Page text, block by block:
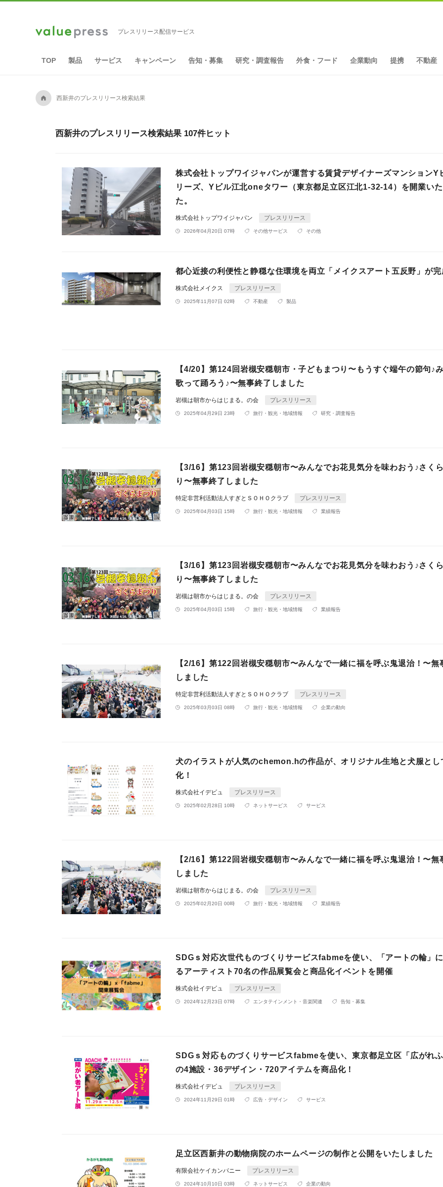
プレスリリース配信サービス
TOP 製品 サービス キャンペーン 告知・募集 研究・調査報告 外食・フード 企業動向 提携 不動産
A 西新井のプレスリリース検索結果
西新井のプレスリリース検索結果 107件ヒット
株式会社トップワイジャパンが運営する賃貸デザイナーズマンションY
リーズ、Yビル江北oneタワー（東京都足立区江北1-32-14）を開業い
た。
株式会社トップワイジャパン プレスリリース
2026年04月20日 07時 その他サービス その他
都心近接の利便性と静穏な住環境を両立「メイクスアート五反野」が完
株式会社メイクス プレスリリース
2025年11月07日 02時 不動産 製品
【4/20】第124回岩槻安穏朝市・子どもまつり〜もうすぐ端午の節句♪
歌って踊ろう♪〜無事終了しました
岩槻は朝市からはじまる。の会 プレスリリース
2025年04月29日 23時 旅行・観光・地域情報 研究・調査報告
【3/16】第123回岩槻安穏朝市〜みんなでお花見気分を味わおう♪さく
り〜無事終了しました
特定非営利活動法人すぎとＳＯＨＯクラブ プレスリリース
2025年04月03日 15時 旅行・観光・地域情報 業績報告
【3/16】第123回岩槻安穏朝市〜みんなでお花見気分を味わおう♪さく
り〜無事終了しました
岩槻は朝市からはじまる。の会 プレスリリース
2025年04月03日 15時 旅行・観光・地域情報 業績報告
【2/16】第122回岩槻安穏朝市〜みんなで一緒に福を呼ぶ鬼退治！〜無
しました
特定非営利活動法人すぎとＳＯＨＯクラブ プレスリリース
2025年03月03日 08時 旅行・観光・地域情報 企業の動向
犬のイラストが人気のchemon.hの作品が、オリジナル生地と犬服とし
化！
株式会社イデビュ プレスリリース
2025年02月28日 10時 ネットサービス サービス
【2/16】第122回岩槻安穏朝市〜みんなで一緒に福を呼ぶ鬼退治！〜無
しました
岩槻は朝市からはじまる。の会 プレスリリース
2025年02月20日 00時 旅行・観光・地域情報 業績報告
SDGｓ対応次世代ものづくりサービスfabmeを使い、「アートの輪」
るアーティスト70名の作品展覧会と商品化イベントを開催
株式会社イデビュ プレスリリース
2024年12月23日 07時 エンタテインメント・音楽関連 告知・募集
SDGｓ対応ものづくりサービスfabmeを使い、東京都足立区「広がれふ
の4施設・36デザイン・720アイテムを商品化！
株式会社イデビュ プレスリリース
2024年11月29日 01時 広告・デザイン サービス
足立区西新井の動物病院のホームページの制作と公開をいたしました
有限会社ケイカンパニー プレスリリース
2024年10月10日 03時 ネットサービス 企業の動向